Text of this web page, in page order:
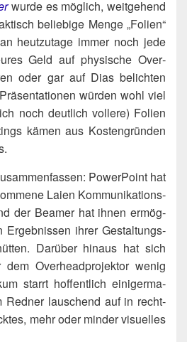
wur­de es mög­lich, weit­ge­hend
belie­bi­ge Men­ge „Foli­en“
heut­zu­ta­ge immer noch jede
Geld auf phy­si­sche Over­
oder gar auf Dias belich­ten
wür­den wohl viel
noch deut­lich vol­le­re) Foli­en
kämen aus Kos­ten­grün­den
Power­Point hat
Lai­en Kom­mu­ni­ka­ti­ons­
der Bea­mer hat ihnen ermög­
Ergeb­nis­sen ihrer Gestal­tungs­
Dar­über hin­aus hat sich
dem Over­head­pro­jek­tor wenig
starrt hof­fent­lich eini­ger­ma­
Red­ner lau­schend auf in recht­
mehr oder min­der visu­el­les